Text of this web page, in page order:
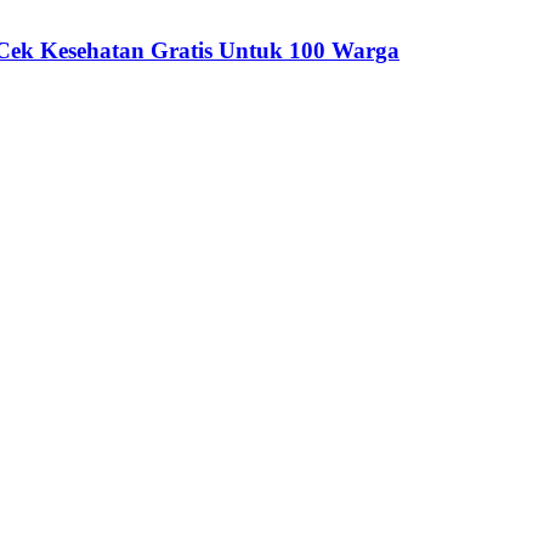
Kesehatan Gratis Untuk 100 Warga